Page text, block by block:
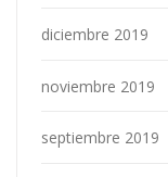
diciembre 2019
noviembre 2019
septiembre 2019